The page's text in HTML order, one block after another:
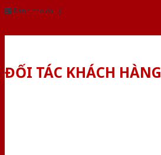
Dành cho đại lý
ĐỐI TÁC KHÁCH HÀNG